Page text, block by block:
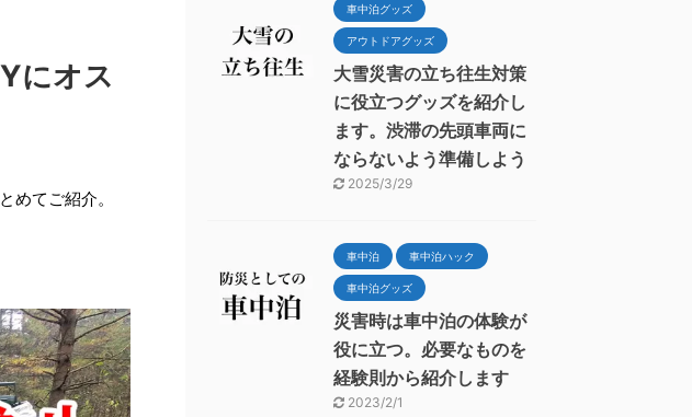
にオス
めてご紹介。
車中泊グッズ
アウトドアグッズ
大雪災害の立ち往生対策
に役立つグッズを紹介し
ます。渋滞の先頭車両に
ならないよう準備しよう
2025/3/29
車中泊 車中泊ハック
車中泊グッズ
災害時は車中泊の体験が
役に立つ。必要なものを
経験則から紹介します
2023/2/1